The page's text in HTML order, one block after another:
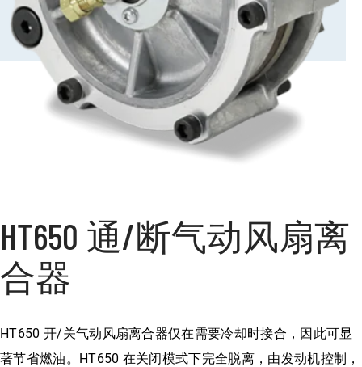
HT650 通/断气动风扇离
合器
HT650 开/关气动风扇离合器仅在需要冷却时接合，因此可显
著节省燃油。HT650 在关闭模式下完全脱离，由发动机控制，